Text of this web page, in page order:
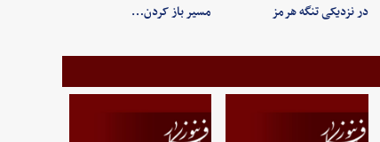
در نزدیکی تنگه هرمز
مسیر باز کردن…